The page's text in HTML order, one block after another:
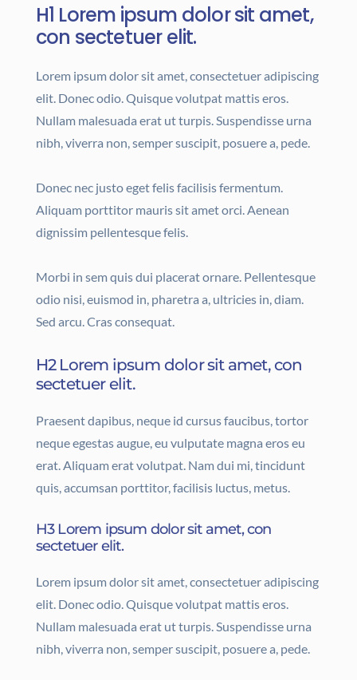
H1 Lorem ipsum dolor sit amet,
con sectetuer elit.
Lorem ipsum dolor sit amet, consectetuer adipiscing
elit. Donec odio. Quisque volutpat mattis eros.
Nullam malesuada erat ut turpis. Suspendisse urna
nibh, viverra non, semper suscipit, posuere a, pede.
Donec nec justo eget felis facilisis fermentum.
Aliquam porttitor mauris sit amet orci. Aenean
dignissim pellentesque felis.
Morbi in sem quis dui placerat ornare. Pellentesque
odio nisi, euismod in, pharetra a, ultricies in, diam.
Sed arcu. Cras consequat.
H2 Lorem ipsum dolor sit amet, con
sectetuer elit.
Praesent dapibus, neque id cursus faucibus, tortor
neque egestas augue, eu vulputate magna eros eu
erat. Aliquam erat volutpat. Nam dui mi, tincidunt
quis, accumsan porttitor, facilisis luctus, metus.
H3 Lorem ipsum dolor sit amet, con
sectetuer elit.
Lorem ipsum dolor sit amet, consectetuer adipiscing
elit. Donec odio. Quisque volutpat mattis eros.
Nullam malesuada erat ut turpis. Suspendisse urna
nibh, viverra non, semper suscipit, posuere a, pede.